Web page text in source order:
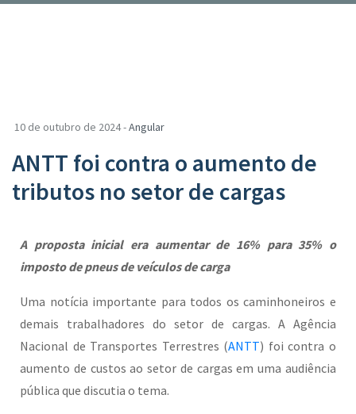
10 de outubro de 2024 -Angular
ANTT foi contra o aumento de
tributos no setor de cargas
A proposta inicial era aumentar de 16% para 35% o
imposto de pneus de veículos de carga
Uma notícia importante para todos os caminhoneiros e
demais trabalhadores do setor de cargas. A Agência
Nacional de Transportes Terrestres (ANTT) foi contra o
aumento de custos ao setor de cargas em uma audiência
pública que discutia o tema.